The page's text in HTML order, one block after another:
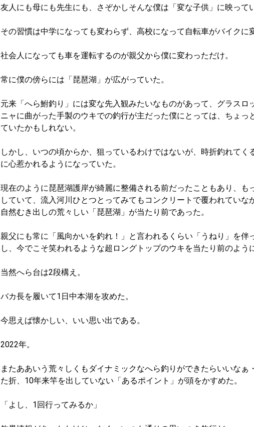
友人にも母にも先生にも、さぞかしそんな僕は「変な子供」に映って
その習慣は中学になっても変わらず、高校になって自転車がバイクに
社会人になっても車を運転するのが親父から僕に変わっただけ。
常に僕の傍らには「琵琶湖」が広がっていた。
元来「へら鮒釣り」には変な先入観みたいなものがあって、グラスロ
ニャに曲がった手製のウキでの釣行が主だった僕にとっては、ちょっ
ていたかもしれない。
しかし、いつの頃からか、狙っているわけではないが、時折釣れてく
に心惹かれるようになっていた。
現在のように琵琶湖護岸が綺麗に整備される前だったこともあり、も
していて、流入河川ひとつとってみてもコンクリートで覆われていな
自然むき出しの荒々しい「琵琶湖」が当たり前であった。
親父にも常に「風向かいを釣れ！」と言われるくらい「うねり」を伴
し、今でこそ笑われるような超ロングトップのウキを当たり前のよう
当然へら台は2段構え。
バカ長を履いて1日中本湖を攻めた。
今思えば懐かしい、いい思い出である。
2022年。
またああいう荒々しくもダイナミックなへら釣りができたらいいなぁ
た折、10年来竿を出していない「あるポイント」が頭をかすめた。
「よし、1回行ってみるか」